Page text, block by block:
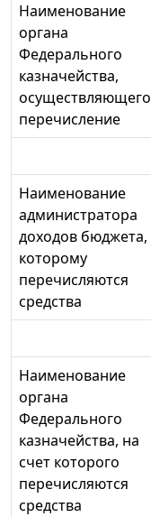
Наименование
органа
Федерального
казначейства,
осуществляющего
перечисление
Наименование
администратора
доходов бюджета,
которому
перечисляются
средства
Наименование
органа
Федерального
казначейства, на
счет которого
перечисляются
средства